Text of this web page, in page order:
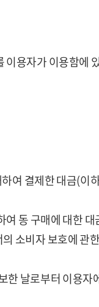
이용자가 이용함에
여 결제한 대금(
동 구매에 대한
소비자 보호에 관
날로부터 이용자